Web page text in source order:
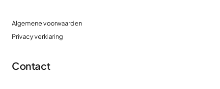
Algemene voorwaarden
Privacy verklaring
Contact